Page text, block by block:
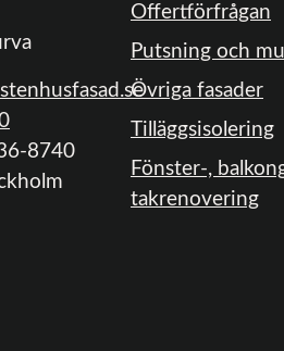
8740
Offertförfrågan
Putsning och
Övriga fasader
Tilläggsisolering
Fönster-,
takrenovering